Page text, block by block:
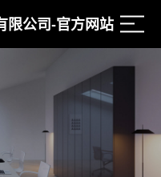
限公司-官方网站